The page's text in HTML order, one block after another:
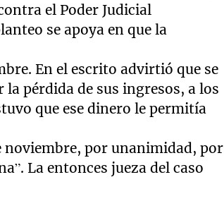
el Poder Judicial
se apoya en que la
En el escrito advirtió que se
pérdida de sus ingresos, a los
que ese dinero le permitía
noviembre, por unanimidad, por
La entonces jueza del caso